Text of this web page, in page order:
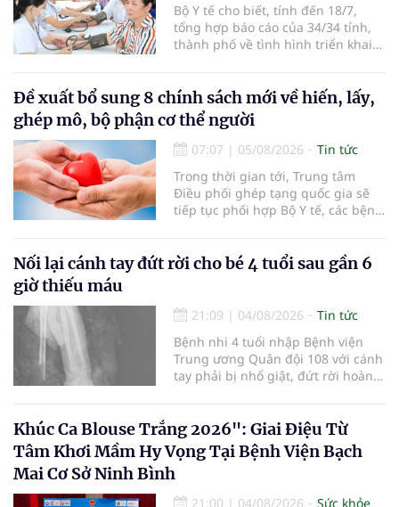
Bộ Y tế cho biết, tính đến 18/7,
tổng hợp báo cáo của 34/34 tỉnh,
thành phố về tình hình triển khai
nhận 32.286.360 người, chiếm gần
30% dân số cả nước đã được khám
sức khỏe định kỳ năm nay.
Đề xuất bổ sung 8 chính sách mới về hiến, lấy,
ghép mô, bộ phận cơ thể người
07:07 | 05/08/2026
Tin tức
Trong thời gian tới, Trung tâm
Điều phối ghép tạng quốc gia sẽ
tiếp tục phối hợp Bộ Y tế, các bệnh
cường truyền thông, hoàn thiện
quy trình chuyên môn và hệ thống
hiến và ghép mô tạng.
Nối lại cánh tay đứt rời cho bé 4 tuổi sau gần 6
giờ thiếu máu
21:09 | 04/08/2026
Tin tức
Bệnh nhi 4 tuổi nhập Bệnh viện
Trung ương Quân đội 108 với cánh
tay phải bị nhổ giật, đứt rời hoàn
thương nặng và thời gian thiếu
máu kéo dài, các bác sĩ đã tái lập
tuần hoàn thành công sau ca vi
phẫu kéo dài 3 giờ.
Khúc Ca Blouse Trắng 2026": Giai Điệu Từ
Tâm Khơi Mầm Hy Vọng Tại Bệnh Viện Bạch
Mai Cơ Sở Ninh Bình
21:00 | 04/08/2026
Sức khỏe